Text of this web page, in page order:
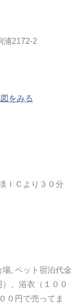
浦2172-2
をみる
ＩＣより３０分
, ペット宿泊代金
、浴衣（１００
０円で売ってま